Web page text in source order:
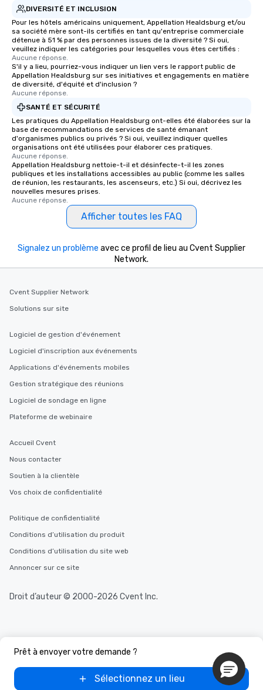
DIVERSITÉ ET INCLUSION
Pour les hôtels américains uniquement, Appellation Healdsburg et/ou
sa société mère sont-ils certifiés en tant qu'entreprise commerciale
détenue à 51 % par des personnes issues de la diversité ? Si oui,
veuillez indiquer les catégories pour lesquelles vous êtes certifiés :
Aucune réponse.
S'il y a lieu, pourriez-vous indiquer un lien vers le rapport public de
Appellation Healdsburg sur ses initiatives et engagements en matière
de diversité, d'équité et d'inclusion ?
Aucune réponse.
SANTÉ ET SÉCURITÉ
Les pratiques du Appellation Healdsburg ont-elles été élaborées sur la
base de recommandations de services de santé émanant
d'organismes publics ou privés ? Si oui, veuillez indiquer quelles
organisations ont été utilisées pour élaborer ces pratiques.
Aucune réponse.
Appellation Healdsburg nettoie-t-il et désinfecte-t-il les zones
publiques et les installations accessibles au public (comme les salles
de réunion, les restaurants, les ascenseurs, etc.) Si oui, décrivez les
nouvelles mesures prises.
Aucune réponse.
Afficher toutes les FAQ
Prêt à envoyer votre demande ?
Sélectionnez un lieu
Signalez un problème avec ce profil de lieu au Cvent Supplier
Network.
Cvent Supplier Network
Solutions sur site
Logiciel de gestion d'événement
Logiciel d'inscription aux événements
Applications d'événements mobiles
Gestion stratégique des réunions
Logiciel de sondage en ligne
Plateforme de webinaire
Accueil Cvent
Nous contacter
Soutien à la clientèle
Vos choix de confidentialité
Politique de confidentialité
Conditions d’utilisation du produit
Conditions d’utilisation du site web
Annoncer sur ce site
Droit d’auteur © 2000-2026 Cvent Inc.